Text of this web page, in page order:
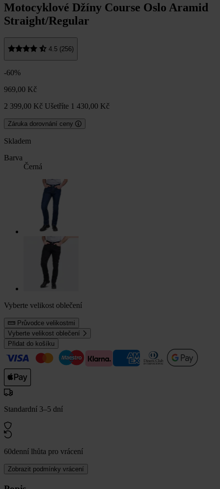
Motocyklové Džíny Course Oslo Aramid
Straight/Regular
4.5 (256)
-60%
969,00 Kč
2 399,00 Kč Ušetříte 1 430,00 Kč
Záruka dorovnání ceny
Skladem
Barva
Černá
Vyberte velikost oblečení
Průvodce velikostmi
Vyberte velikost oblečení
Přidat do košíku
Standardní 3–5 dní
60denní lhůta pro vrácení
Zobrazit podmínky vrácení